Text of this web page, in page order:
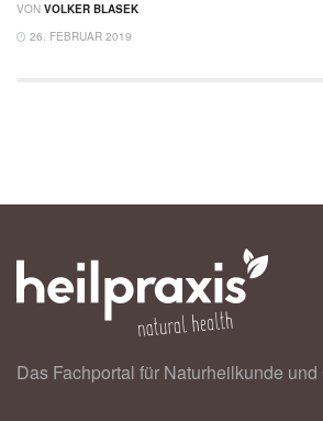
VON VOLKER BLASEK
26. FEBRUAR 2019
Das Fachportal für Naturheilkunde